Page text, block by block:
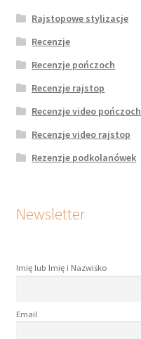
Rajstopowe stylizacje
Recenzje
Recenzje pończoch
Recenzje rajstop
Recenzje video pończoch
Recenzje video rajstop
Rezenzje podkolanówek
Newsletter
Imię lub Imię i Nazwisko
Email